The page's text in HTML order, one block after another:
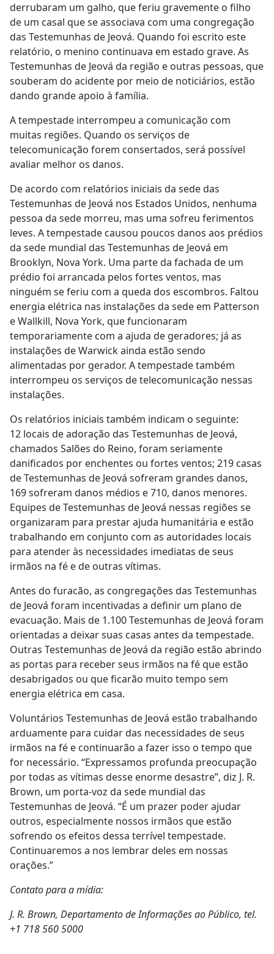
derrubaram um galho, que feriu gravemente o filho
de um casal que se associava com uma congregação
das Testemunhas de Jeová. Quando foi escrito este
relatório, o menino continuava em estado grave. As
Testemunhas de Jeová da região e outras pessoas, que
souberam do acidente por meio de noticiários, estão
dando grande apoio à família.
A tempestade interrompeu a comunicação com
muitas regiões. Quando os serviços de
telecomunicação forem consertados, será possível
avaliar melhor os danos.
De acordo com relatórios iniciais da sede das
Testemunhas de Jeová nos Estados Unidos, nenhuma
pessoa da sede morreu, mas uma sofreu ferimentos
leves. A tempestade causou poucos danos aos prédios
da sede mundial das Testemunhas de Jeová em
Brooklyn, Nova York. Uma parte da fachada de um
prédio foi arrancada pelos fortes ventos, mas
ninguém se feriu com a queda dos escombros. Faltou
energia elétrica nas instalações da sede em Patterson
e Wallkill, Nova York, que funcionaram
temporariamente com a ajuda de geradores; já as
instalações de Warwick ainda estão sendo
alimentadas por gerador. A tempestade também
interrompeu os serviços de telecomunicação nessas
instalações.
Os relatórios iniciais também indicam o seguinte:
12 locais de adoração das Testemunhas de Jeová,
chamados Salões do Reino, foram seriamente
danificados por enchentes ou fortes ventos; 219 casas
de Testemunhas de Jeová sofreram grandes danos,
169 sofreram danos médios e 710, danos menores.
Equipes de Testemunhas de Jeová nessas regiões se
organizaram para prestar ajuda humanitária e estão
trabalhando em conjunto com as autoridades locais
para atender às necessidades imediatas de seus
irmãos na fé e de outras vítimas.
Antes do furacão, as congregações das Testemunhas
de Jeová foram incentivadas a definir um plano de
evacuação. Mais de 1.100 Testemunhas de Jeová foram
orientadas a deixar suas casas antes da tempestade.
Outras Testemunhas de Jeová da região estão abrindo
as portas para receber seus irmãos na fé que estão
desabrigados ou que ficarão muito tempo sem
energia elétrica em casa.
Voluntários Testemunhas de Jeová estão trabalhando
arduamente para cuidar das necessidades de seus
irmãos na fé e continuarão a fazer isso o tempo que
for necessário. “Expressamos profunda preocupação
por todas as vítimas desse enorme desastre”, diz J. R.
Brown, um porta-voz da sede mundial das
Testemunhas de Jeová. “É um prazer poder ajudar
outros, especialmente nossos irmãos que estão
sofrendo os efeitos dessa terrível tempestade.
Continuaremos a nos lembrar deles em nossas
orações.”
Contato para a mídia:
J. R. Brown, Departamento de Informações ao Público, tel.
+1 718 560 5000